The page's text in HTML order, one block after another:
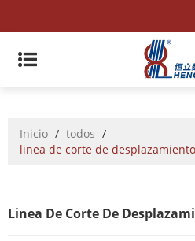
Inicio / todos /
linea de corte de
Linea De Corte De